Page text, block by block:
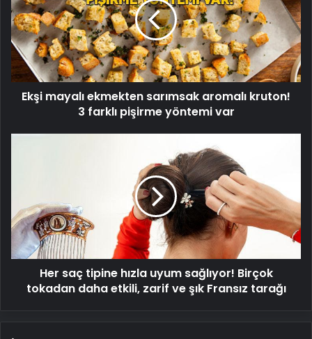
sarımsak
aromalı
kruton!
3
farklı
pişirme
yöntemi
Ekşi mayalı ekmekten sarımsak aromalı kruton!
3 farklı pişirme yöntemi var
sağlıyor!
Birçok
tokadan
daha
zarif
Her saç tipine hızla uyum sağlıyor! Birçok
tokadan daha etkili, zarif ve şık Fransız tarağı